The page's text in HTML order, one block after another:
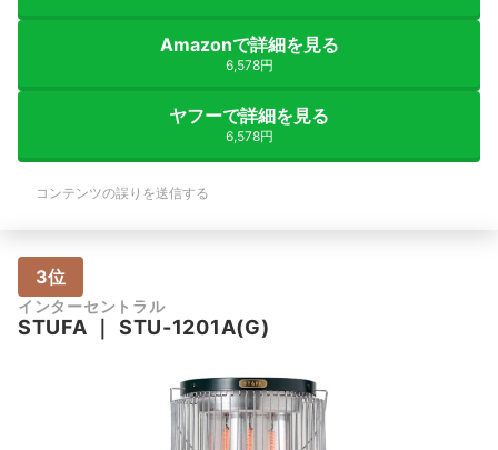
Amazonで詳細を見る
6,578円
ヤフーで詳細を見る
6,578円
コンテンツの誤りを送信する
3位
インターセントラル
STUFA STU-1201A(G)